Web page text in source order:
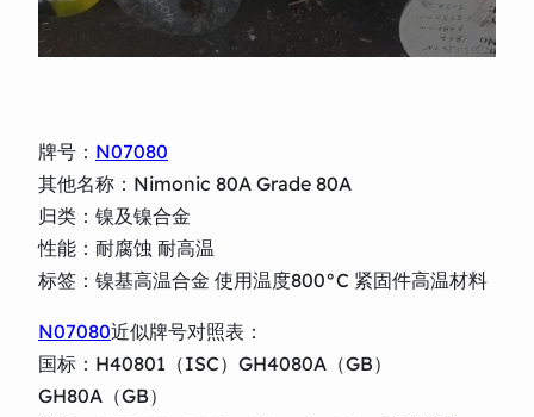
牌号： N07080
其他名称：Nimonic 80A Grade 80A
归类：镍及镍合金
性能：耐腐蚀 耐高温
标签：镍基高温合金 使用温度800°C 紧固件高温材料
N07080近似牌号对照表：
国标：H40801（ISC）GH4080A（GB）
GH80A（GB）